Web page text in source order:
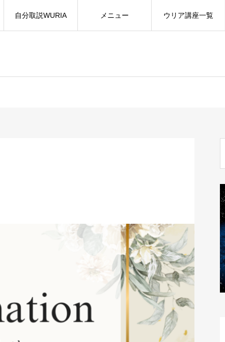
自分取説WURIA メニュー ウリア講座一覧